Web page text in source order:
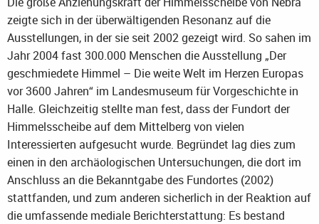
zeigte sich in der überwältigenden Resonanz auf die
Ausstellungen, in der sie seit 2002 gezeigt wird. So sahen im
Jahr 2004 fast 300.000 Menschen die Ausstellung „Der
geschmiedete Himmel – Die weite Welt im Herzen Europas
vor 3600 Jahren“ im Landesmuseum für Vorgeschichte in
Halle. Gleichzeitig stellte man fest, dass der Fundort der
Himmelsscheibe auf dem Mittelberg von vielen
Interessierten aufgesucht wurde. Begründet lag dies zum
einen in den archäologischen Untersuchungen, die dort im
Anschluss an die Bekanntgabe des Fundortes (2002)
stattfanden, und zum anderen sicherlich in der Reaktion auf
die umfassende mediale Berichterstattung: Es bestand